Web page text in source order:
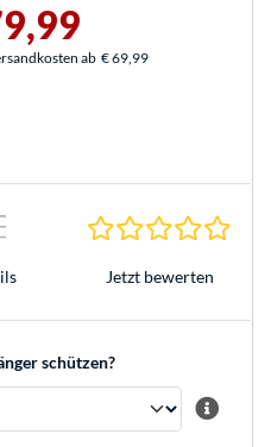
ab € 69,99
Jetzt bewerten
schützen?